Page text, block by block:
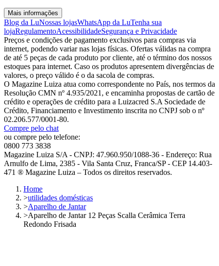
Mais informações
Blog da LuNossas lojasWhatsApp da LuTenha sua
lojaRegulamentoAcessibilidadeSegurança e Privacidade
Preços e condições de pagamento exclusivos para compras via
internet, podendo variar nas lojas físicas. Ofertas válidas na compra
de até 5 peças de cada produto por cliente, até o término dos nossos
estoques para internet. Caso os produtos apresentem divergências de
valores, o preço válido é o da sacola de compras.
O Magazine Luiza atua como correspondente no País, nos termos da
Resolução CMN nº 4.935/2021, e encaminha propostas de cartão de
crédito e operações de crédito para a Luizacred S.A Sociedade de
Crédito, Financiamento e Investimento inscrita no CNPJ sob o nº
02.206.577/0001-80.
Compre pelo chat
ou compre pelo telefone:
0800 773 3838
Magazine Luiza S/A - CNPJ: 47.960.950/1088-36 - Endereço: Rua
Arnulfo de Lima, 2385 - Vila Santa Cruz, Franca/SP - CEP 14.403-
471 ® Magazine Luiza – Todos os direitos reservados.
Home
>utilidades domésticas
>Aparelho de Jantar
>Aparelho de Jantar 12 Peças Scalla Cerâmica Terra
Redondo Frisada